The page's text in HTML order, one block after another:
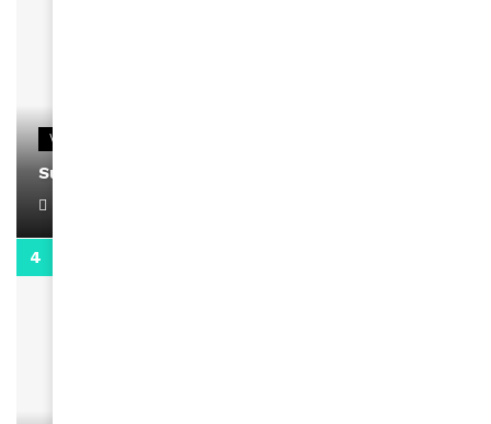
VIDEOS
Support Black Business Wee-kend